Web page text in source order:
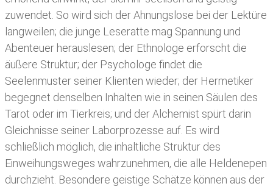
zuwendet. So wird sich der Ahnungslose bei der Lektüre
langweilen; die junge Leseratte mag Spannung und
Abenteuer herauslesen; der Ethnologe erforscht die
äußere Struktur; der Psychologe findet die
Seelenmuster seiner Klienten wieder; der Hermetiker
begegnet denselben Inhalten wie in seinen Säulen des
Tarot oder im Tierkreis; und der Alchemist spürt darin
Gleichnisse seiner Laborprozesse auf. Es wird
schließlich möglich, die inhaltliche Struktur des
Einweihungsweges wahrzunehmen, die alle Heldenepen
durchzieht. Besondere geistige Schätze können aus der